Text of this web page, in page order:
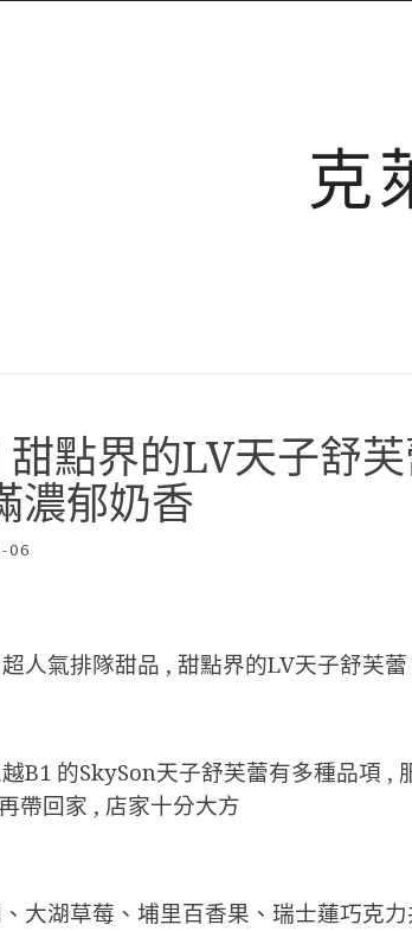
克
點界的LV天子舒
濃郁奶香
06
人氣排隊甜品 , 甜點界的LV天子舒芙蕾
B1 的SkySon天子舒芙蕾有多種品項 ,
帶回家 , 店家十分大方
大湖草莓、埔里百香果、瑞士蓮巧克